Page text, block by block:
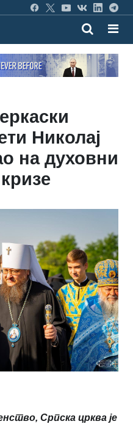
Николај
на духовни
Српска црква је